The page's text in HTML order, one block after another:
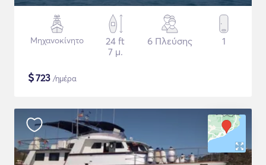
Μηχανοκίνητο
24 ft
7 μ.
6 Πλεύσης 1
$723 /ημέρα